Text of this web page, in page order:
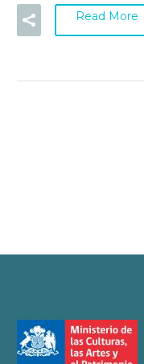
Read More